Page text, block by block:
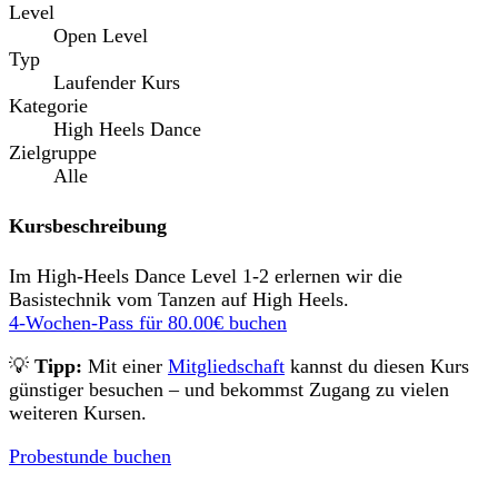
Level
Open Level
Typ
Laufender Kurs
Kategorie
High Heels Dance
Zielgruppe
Alle
Kursbeschreibung
Im High-Heels Dance Level 1-2 erlernen wir die
Basistechnik vom Tanzen auf High Heels.
4-Wochen-Pass für 80.00€ buchen
💡 Tipp: Mit einer Mitgliedschaft kannst du diesen Kurs
günstiger besuchen – und bekommst Zugang zu vielen
weiteren Kursen.
Probestunde buchen